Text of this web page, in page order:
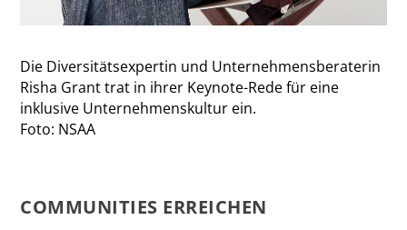
Die Diversitätsexpertin und Unternehmensberaterin
Risha Grant trat in ihrer Keynote-Rede für eine
inklusive Unternehmenskultur ein.
Foto: NSAA
COMMUNITIES ERREICHEN